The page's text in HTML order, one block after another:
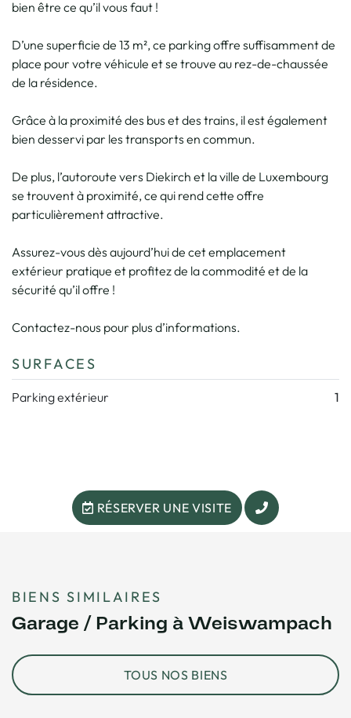
bien être ce qu’il vous faut !
D’une superficie de 13 m², ce parking offre suffisamment de
place pour votre véhicule et se trouve au rez-de-chaussée
de la résidence.
Grâce à la proximité des bus et des trains, il est également
bien desservi par les transports en commun.
De plus, l’autoroute vers Diekirch et la ville de Luxembourg
se trouvent à proximité, ce qui rend cette offre
particulièrement attractive.
Assurez-vous dès aujourd’hui de cet emplacement
extérieur pratique et profitez de la commodité et de la
sécurité qu’il offre !
Contactez-nous pour plus d’informations.
SURFACES
Parking extérieur 1
RÉSERVER UNE VISITE
BIENS SIMILAIRES
Garage / Parking à Weiswampach
TOUS NOS BIENS